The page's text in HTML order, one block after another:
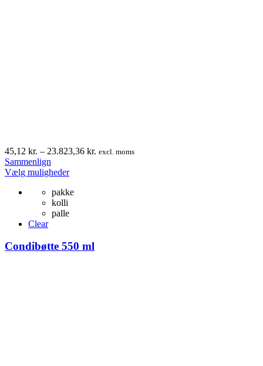
45,12 kr. – 23.823,36 kr. Prisinterval:
excl. moms
Sammenlign
Vælg mulighederDette
har
varianter.
vælges
pakke
kolli
palle
Clear
Condibøtte 550 ml